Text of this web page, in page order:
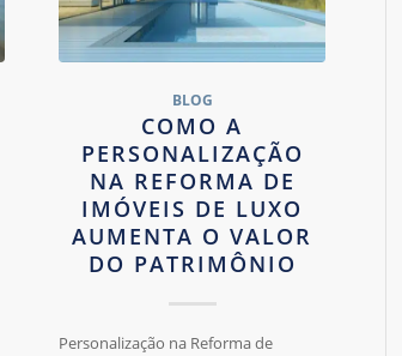
BLOG
COMO A
PERSONALIZAÇÃO
NA REFORMA DE
IMÓVEIS DE LUXO
AUMENTA O VALOR
DO PATRIMÔNIO
Personalização na Reforma de